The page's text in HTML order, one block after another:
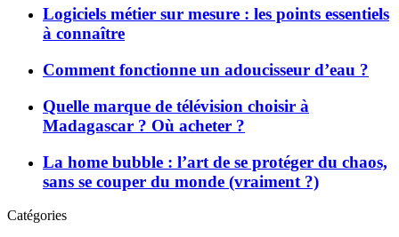
Logiciels métier sur mesure : les points essentiels
à connaître
Comment fonctionne un adoucisseur d’eau ?
Quelle marque de télévision choisir à
Madagascar ? Où acheter ?
La home bubble : l’art de se protéger du chaos,
sans se couper du monde (vraiment ?)
Catégories